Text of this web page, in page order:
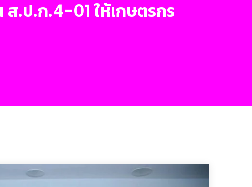
ส.ป.ก.4-01 ให้เกษตรกร